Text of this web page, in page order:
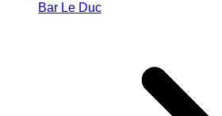
Bar Le Duc